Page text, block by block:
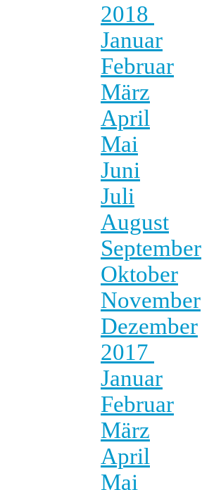
2018
Januar
Februar
März
April
Mai
Juni
Juli
August
September
Oktober
November
Dezember
2017
Januar
Februar
März
April
Mai